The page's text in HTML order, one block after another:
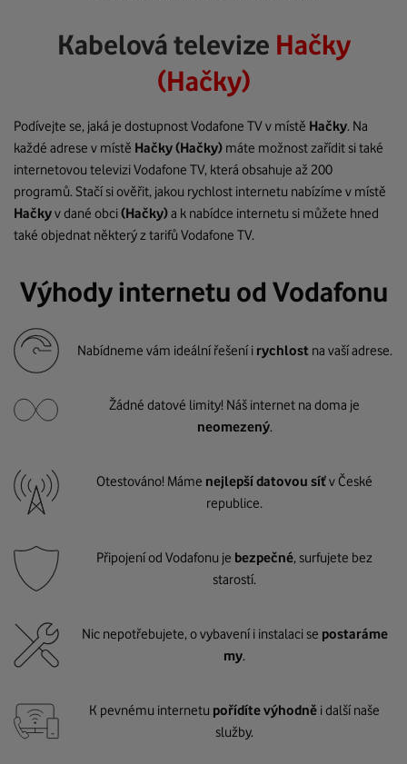
Kabelová televize Hačky
(Hačky)
Podívejte se, jaká je dostupnost Vodafone TV v místě Hačky. Na
každé adrese v místě Hačky(Hačky) máte možnost zařídit si také
internetovou televizi Vodafone TV, která obsahuje až 200
programů. Stačí si ověřit, jakou rychlost internetu nabízíme v místě
Hačkyv dané obci(Hačky)a k nabídce internetu si můžete hned
také objednat některý z tarifů Vodafone TV.
Výhody internetu od Vodafonu
Nabídneme vám ideální řešení i rychlost na vaší adrese.
Žádné datové limity! Náš internet na doma je
neomezený.
Otestováno! Máme nejlepší datovou síťv České
republice.
Připojení od Vodafonu je bezpečné, surfujete bez
starostí.
Nic nepotřebujete, o vybavení i instalaci se postaráme
my.
K pevnému internetu pořídíte výhodně i další naše
služby.